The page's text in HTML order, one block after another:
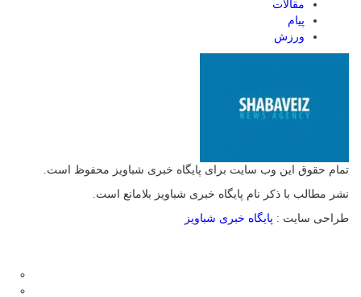
مقالات
پیام
ورزش
تمام حقوق این وب سایت برای پایگاه خبری شباویز محفوظ است.
نشر مطالب با ذکر نام پایگاه خبری شباویز بلامانع است.
طراحی سایت : پایگاه خبری شباویز